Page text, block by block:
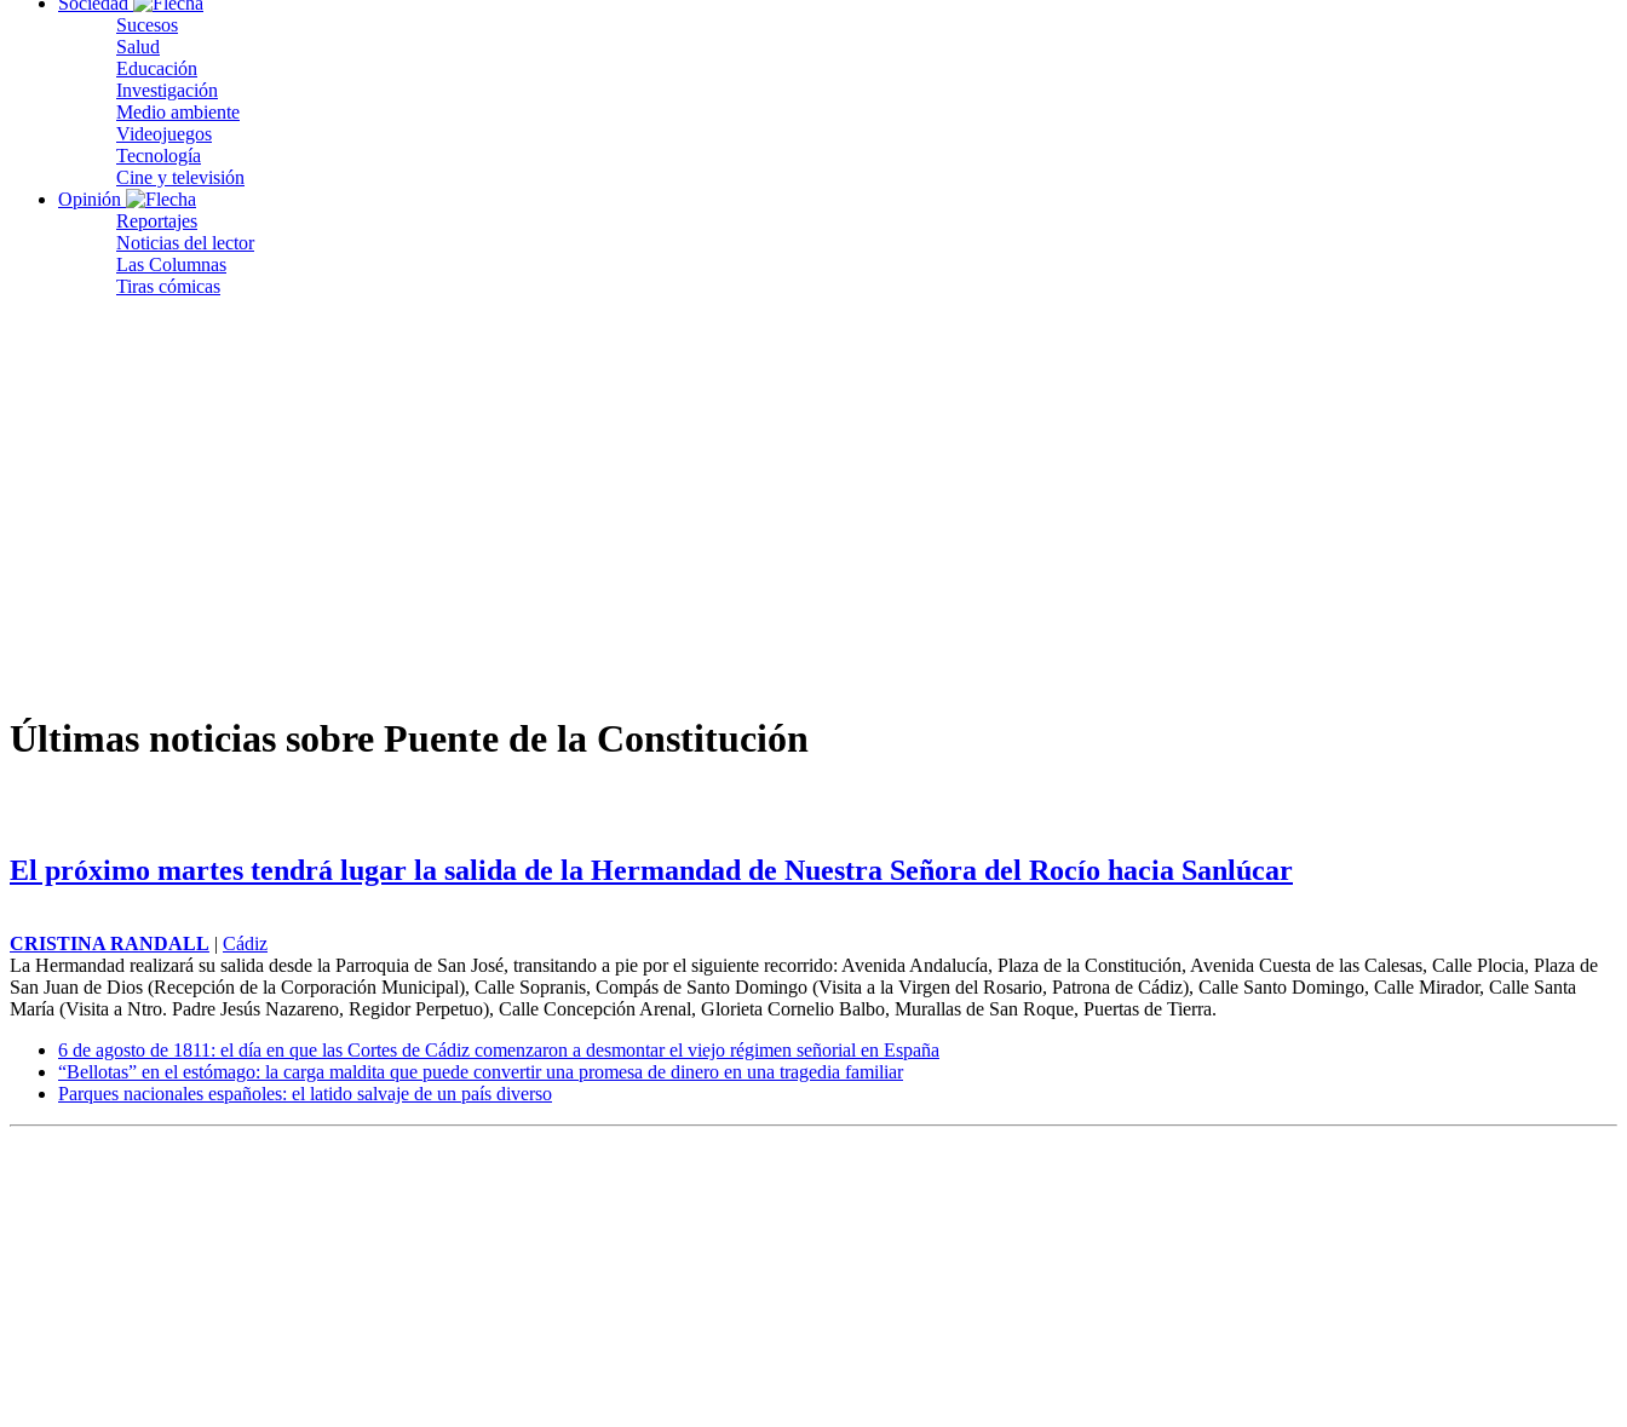
Sucesos
Salud
Educación
Investigación
Medio ambiente
Videojuegos
Tecnología
Cine y televisión
Opinión
Reportajes
Noticias del lector
Las Columnas
Tiras cómicas
Últimas noticias sobre Puente de la Constitución
El próximo martes tendrá lugar la salida de la Hermandad de Nuestra Señora del Rocío hacia Sanlúcar
CRISTINA RANDALL | Cádiz
La Hermandad realizará su salida desde la Parroquia de San José, transitando a pie por el siguiente recorrido: Avenida Andalucía, Plaza de la Constitución, Avenida Cuesta de las Calesas, Calle Plocia, Plaza de
San Juan de Dios (Recepción de la Corporación Municipal), Calle Sopranis, Compás de Santo Domingo (Visita a la Virgen del Rosario, Patrona de Cádiz), Calle Santo Domingo, Calle Mirador, Calle Santa
María (Visita a Ntro. Padre Jesús Nazareno, Regidor Perpetuo), Calle Concepción Arenal, Glorieta Cornelio Balbo, Murallas de San Roque, Puertas de Tierra.
6 de agosto de 1811: el día en que las Cortes de Cádiz comenzaron a desmontar el viejo régimen señorial en España
“Bellotas” en el estómago: la carga maldita que puede convertir una promesa de dinero en una tragedia familiar
Parques nacionales españoles: el latido salvaje de un país diverso